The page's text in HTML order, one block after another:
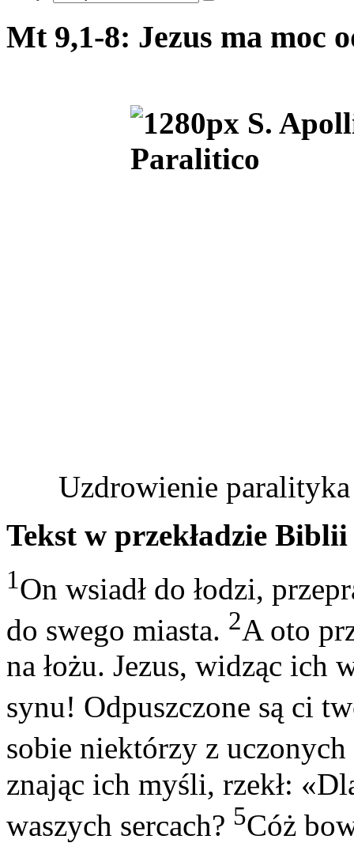
Mt 9,1-8: Jezus ma moc
Uzdrowienie
Tekst w przekładzie
1On wsiadł do łodzi,
do swego miasta. 2A oto
na łożu. Jezus, widząc ich
synu! Odpuszczone są ci
sobie niektórzy z
znając ich myśli, rzekł:
waszych sercach? 5Cóż